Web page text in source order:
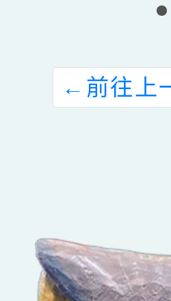
師心靈成長
← 前往上